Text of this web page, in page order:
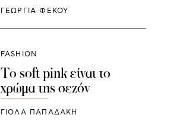
ΓΕΩΡΓΙΑ ΦΕΚΟΥ
FASHION
Το soft pink είναι το
χρώμα της σεζόν
ΓΙΌΛΑ ΠΑΠΑΔΆΚΗ